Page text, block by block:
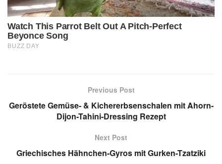
Previous Post
Geröstete Gemüse- & Kichererbsenschalen mit Ahorn-
Dijon-Tahini-Dressing Rezept
Next Post
Griechisches Hähnchen-Gyros mit Gurken-Tzatziki